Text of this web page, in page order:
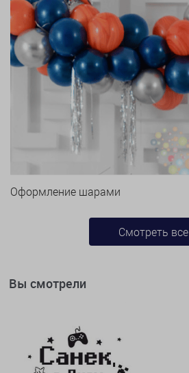
Оформление шарами
Смотреть все
Вы смотрели